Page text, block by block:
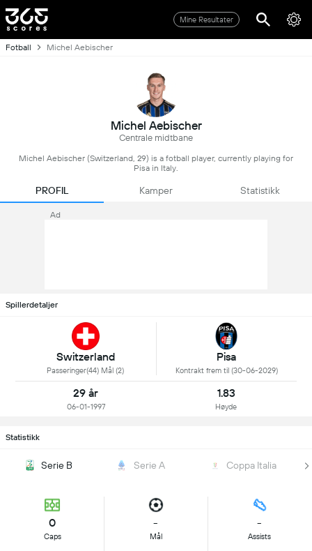
Mine Resultater
Fotball Michel Aebischer
Michel Aebischer
Centrale midtbane
Michel Aebischer (Switzerland, 29) is a fotball player, currently playing for
Pisa in Italy.
PROFIL Kamper Statistikk
Ad
Spillerdetaljer
Switzerland
Passeringer(44) Mål (2)
Pisa
Kontrakt frem til (30-06-2029)
29 år
06-01-1997
1.83
Høyde
Statistikk
Serie B Serie A Coppa Italia
0
Caps
-
Mål
-
Assists